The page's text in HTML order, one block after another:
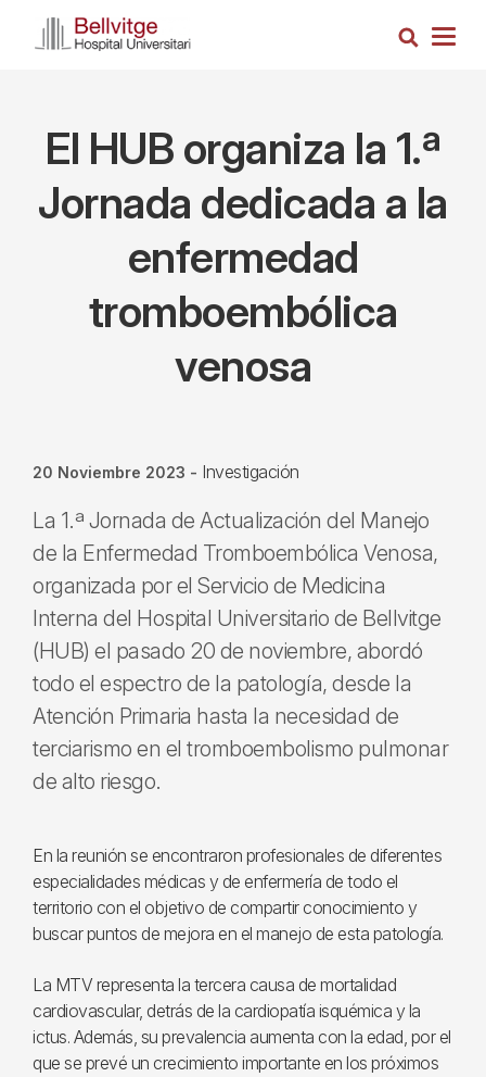
Busca
El HUB organiza la 1.ª
Jornada dedicada a la
enfermedad
tromboembólica
venosa
20 Noviembre 2023 - Investigación
La 1.ª Jornada de Actualización del Manejo
de la Enfermedad Tromboembólica Venosa,
organizada por el Servicio de Medicina
Interna del Hospital Universitario de Bellvitge
(HUB) el pasado 20 de noviembre, abordó
todo el espectro de la patología, desde la
Atención Primaria hasta la necesidad de
terciarismo en el tromboembolismo pulmonar
de alto riesgo.
En la reunión se encontraron profesionales de diferentes
especialidades médicas y de enfermería de todo el
territorio con el objetivo de compartir conocimiento y
buscar puntos de mejora en el manejo de esta patología.
La MTV representa la tercera causa de mortalidad
cardiovascular, detrás de la cardiopatía isquémica y la
ictus. Además, su prevalencia aumenta con la edad, por el
que se prevé un crecimiento importante en los próximos